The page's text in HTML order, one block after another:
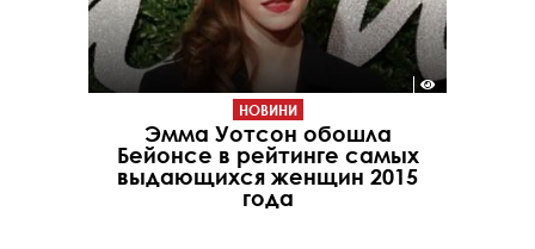
НОВИНИ
Эмма Уотсон обошла
Бейонсе в рейтинге самых
выдающихся женщин 2015
года